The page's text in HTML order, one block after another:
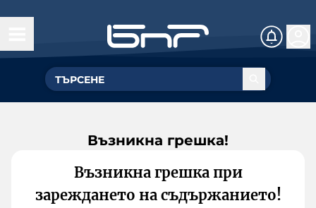
Възникна грешка!
Възникна грешка при
зареждането на съдържанието!